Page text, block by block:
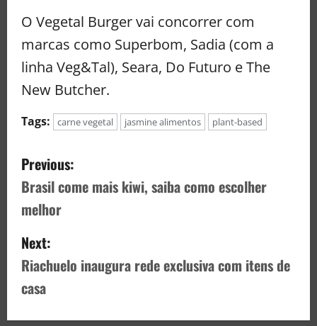
O Vegetal Burger vai concorrer com
marcas como Superbom, Sadia (com a
linha Veg&Tal), Seara, Do Futuro e The
New Butcher.
Tags: carne vegetal jasmine alimentos plant-based
Previous:
Brasil come mais kiwi, saiba como escolher
melhor
Next:
Riachuelo inaugura rede exclusiva com itens de
casa